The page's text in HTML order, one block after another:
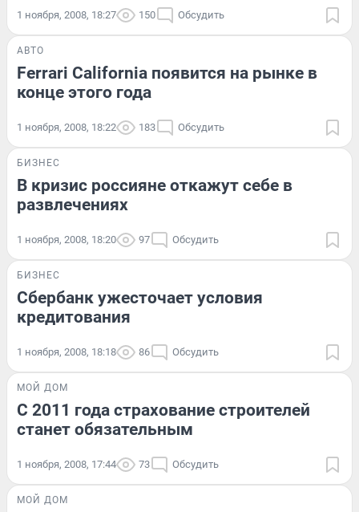
1 ноября, 2008, 18:27 150 Обсудить
АВТО
Ferrari California появится на рынке в
конце этого года
1 ноября, 2008, 18:22 183 Обсудить
БИЗНЕС
В кризис россияне откажут себе в
развлечениях
1 ноября, 2008, 18:20 97 Обсудить
БИЗНЕС
Сбербанк ужесточает условия
кредитования
1 ноября, 2008, 18:18 86 Обсудить
МОЙ ДОМ
С 2011 года страхование строителей
станет обязательным
1 ноября, 2008, 17:44 73 Обсудить
МОЙ ДОМ